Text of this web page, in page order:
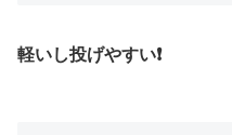
軽いし投げやすい❗️